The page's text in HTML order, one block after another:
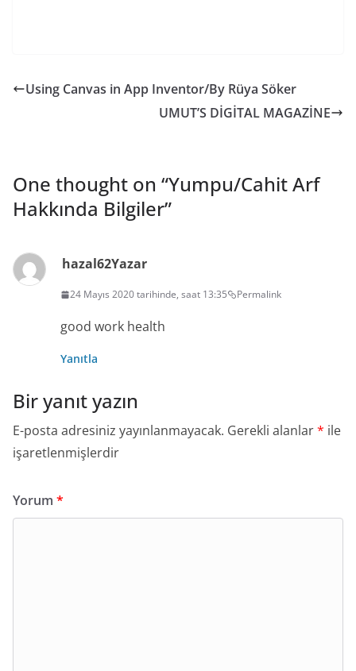
Using Canvas in App Inventor/By Rüya Söker
UMUT’S DİGİTAL MAGAZİNE
One thought on “Yumpu/Cahit Arf
Hakkında Bilgiler”
hazal62Yazar
24 Mayıs 2020 tarihinde, saat 13:35 Permalink
good work health
Yanıtla
Bir yanıt yazın
E-posta adresiniz yayınlanmayacak. Gerekli alanlar* ile
işaretlenmişlerdir
Yorum *